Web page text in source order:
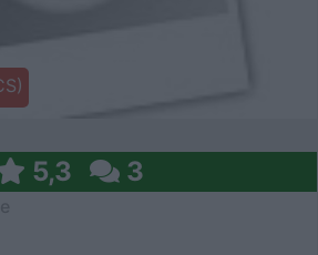
5,3 3